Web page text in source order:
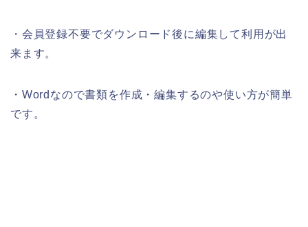
・会員登録不要でダウンロード後に編集して利用が出
来ます。
・Wordなので書類を作成・編集するのや使い方が簡単
です。